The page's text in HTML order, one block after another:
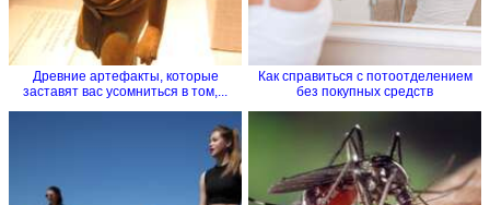
Древние артефакты, которые
заставят вас усомниться в том,...
Как справиться с потоотделением
без покупных средств